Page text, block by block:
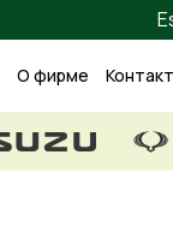
О фирме